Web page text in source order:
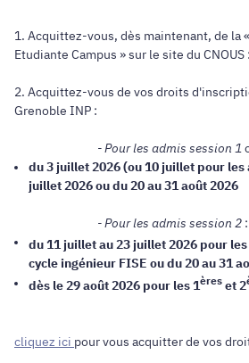
1. Acquittez-vous, dès maintenant, de la
Etudiante Campus » sur le site du CNOUS :
2. Acquittez-vous de vos droits
Grenoble INP :
- Pour les admis session 1
du 3 juillet 2026 (ou 10 juillet pour
juillet 2026 ou du 20 au 31 août 2026
- Pour les admis session 2 :
du 11 juillet au 23 juillet 2026 pour
cycle ingénieur FISE ou du 20 au 31
dès le 29 août 2026 pour les 1ères et 2
cliquez ici pour vous acquitter de vos